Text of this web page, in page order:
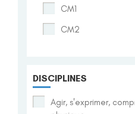
CM1
CM2
DISCIPLINES
Agir, s'exprimer,